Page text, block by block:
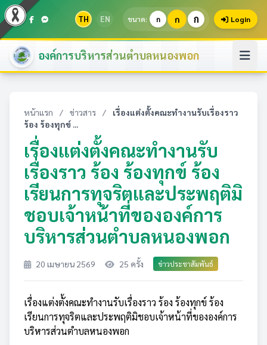
TH EN ขนาด: ก ก ก Login
องค์การบริหารส่วนตำบลหนองพอก
หน้าแรก / ข่าวสาร /
เรื่องแต่งตั้งคณะทำงานรับเรื่องราว
ร้อง ร้องทุกข์ ...
เรื่องแต่งตั้งคณะทำงานรับ
เรื่องราว ร้อง ร้องทุกข์ ร้อง
เรียนการทุจริตและประพฤติมิ
ชอบเจ้าหน้าที่ขององค์การ
บริหารส่วนตำบลหนองพอก
20 เมษายน 2569 25 ครั้ง ข่าวประชาสัมพันธ์
เรื่องแต่งตั้งคณะทำงานรับเรื่องราว ร้อง ร้องทุกข์ ร้อง
เรียนการทุจริตและประพฤติมิชอบเจ้าหน้าที่ขององค์การ
บริหารส่วนตำบลหนองพอก